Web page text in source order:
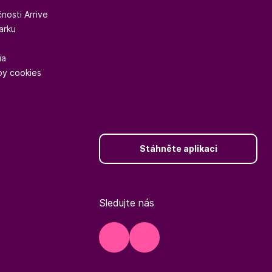
Arrive
cookies
Stáhněte aplikaci
Sledujte nás